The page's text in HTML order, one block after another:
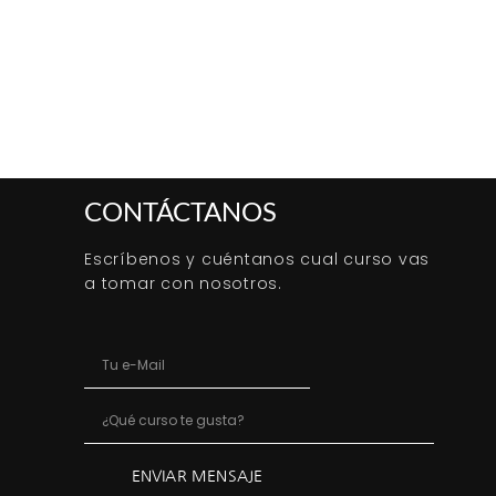
CONTÁCTANOS
Escríbenos y cuéntanos cual curso vas
a tomar con nosotros.
ENVIAR MENSAJE